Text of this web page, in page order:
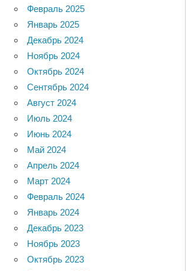
Февраль 2025
Январь 2025
Декабрь 2024
Ноябрь 2024
Октябрь 2024
Сентябрь 2024
Август 2024
Июль 2024
Июнь 2024
Май 2024
Апрель 2024
Март 2024
Февраль 2024
Январь 2024
Декабрь 2023
Ноябрь 2023
Октябрь 2023